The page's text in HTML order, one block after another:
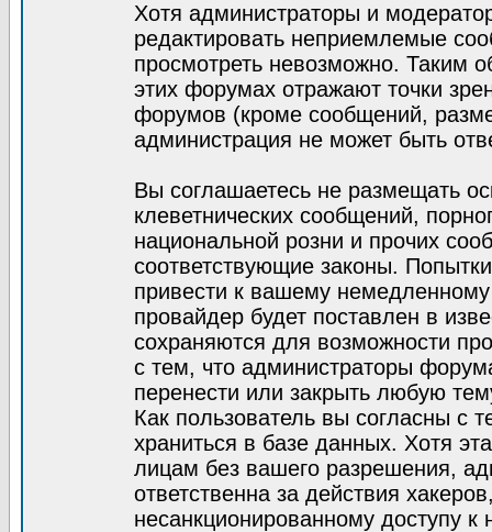
Хотя администраторы и
редактировать неприемлемые
просмотреть невозможно. Таким
этих форумах отражают точки
форумов (кроме сообщений,
администрация не может быть
Вы соглашаетесь не размещать
клеветнических сообщений,
национальной розни и прочих
соответствующие законы.
привести к вашему
провайдер будет поставлен в
сохраняются для возможности
с тем, что администраторы
перенести или закрыть любую
Как пользователь вы согласны с
храниться в базе данных. Хотя
лицам без вашего разрешения,
ответственна за действия
несанкционированному доступу к